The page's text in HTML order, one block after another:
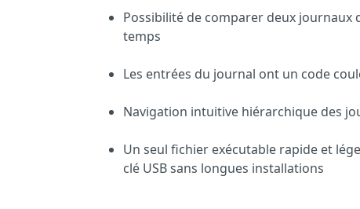
Possibilité de comparer deux
temps
Les entrées du journal ont un code
Navigation intuitive hiérarchique des
Un seul fichier exécutable rapide et
clé USBsans longues installations